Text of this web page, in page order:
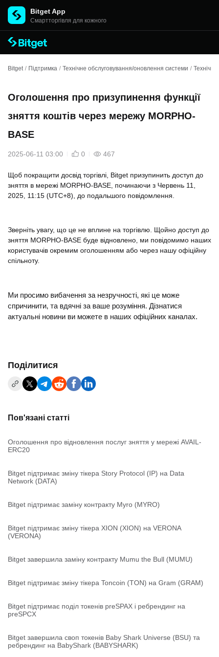
Bitget App
Cмартторгівля для кожного
Bitget / Підтримка / Технічне обслуговування/оновлення системи /
Оголошення про призупинення функції
зняття коштів через мережу MORPHO-
BASE
2025-06-11 03:00 0 467
Щоб покращити досвід торгівлі, Bitget призупинить доступ до
зняття в мережі MORPHO-BASE, починаючи з Червень 11,
2025, 11:15 (UTC+8), до подальшого повідомлення.
Зверніть увагу, що це не вплине на торгівлю. Щойно доступ до
зняття MORPHO-BASE буде відновлено, ми повідомимо наших
користувачів окремим оголошенням або через нашу офіційну
спільноту.
Ми просимо вибачення за незручності, які це може
спричинити, та вдячні за ваше розуміння. Дізнатися
актуальні новини ви можете в наших офіційних каналах.
Поділитися
Пов'язані статті
Оголошення про відновлення послуг зняття у мережі AVAIL-
ERC20
Bitget підтримає зміну тікера Story Protocol (IP) на Data
Network (DATA)
Bitget підтримає заміну контракту Myro (MYRO)
Bitget підтримає зміну тікера XION (XION) на VERONA
(VERONA)
Bitget завершила заміну контракту Mumu the Bull (MUMU)
Bitget підтримає зміну тікера Toncoin (TON) на Gram (GRAM)
Bitget підтримає поділ токенів preSPAX і ребрендинг на
preSPCX
Bitget завершила своп токенів Baby Shark Universe (BSU) та
ребрендинг на BabyShark (BABYSHARK)